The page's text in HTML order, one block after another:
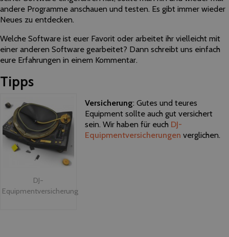
andere Programme anschauen und testen. Es gibt immer wieder
Neues zu entdecken.
Welche Software ist euer Favorit oder arbeitet ihr vielleicht mit
einer anderen Software gearbeitet? Dann schreibt uns einfach
eure Erfahrungen in einem Kommentar.
Tipps
DJ-
Equipmentversicherung
Versicherung: Gutes und teures
Equipment sollte auch gut versichert
sein. Wir haben für euch DJ-
Equipmentversicherungen verglichen.